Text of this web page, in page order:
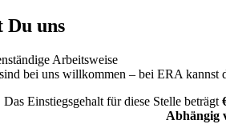
Du uns
Arbeitsweise
bei uns willkommen – bei ERA kannst
Das Einstiegsgehalt für diese Stelle beträgt
Abhängig